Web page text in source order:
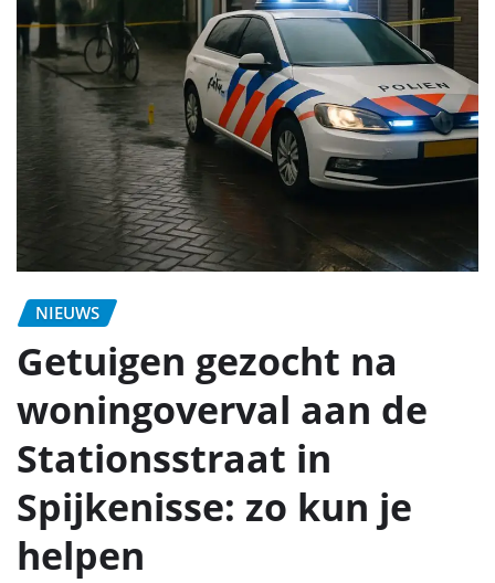
NIEUWS
Getuigen gezocht na
woningoverval aan de
Stationsstraat in
Spijkenisse: zo kun je
helpen